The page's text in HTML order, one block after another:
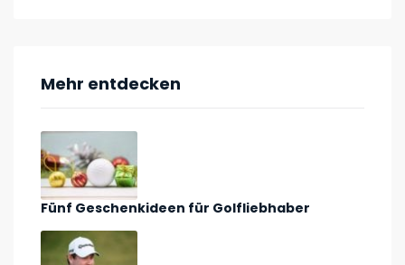
Mehr entdecken
Fünf Geschenkideen für Golfliebhaber